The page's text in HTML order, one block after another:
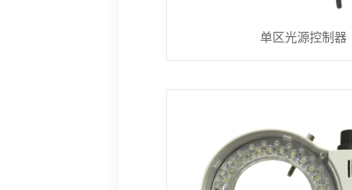
单区光源控制器